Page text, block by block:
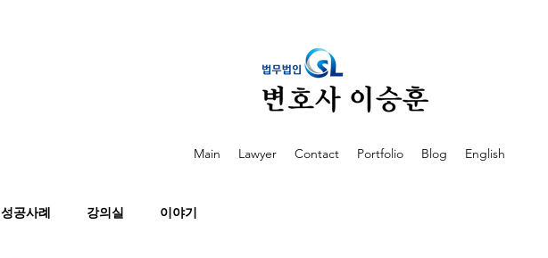
Main Lawyer Contact Portfolio Blog English
성공사례 강의실 이야기